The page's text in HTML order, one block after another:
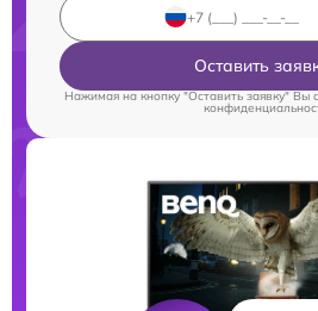
Оставить
Нажимая на кнопку "Оставить заявку" Вы